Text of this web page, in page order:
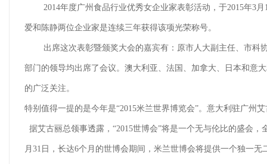
2014年度广州食品行业优秀女企业家表彰活动，于2015年3
爱和陈静两位企业家是连续三年获得该项光荣称号。
出席这次表彰暨颁奖大会的嘉宾有：原市人大副主任、市
部门的领导均出席了会议。澳大利亚、法国、加拿大、日本和意
的广泛关注。
特别值得一提的是今年是“2015米兰世界博览会”。意大利驻广州
据艾古丽总领事透露，“2015世博会”将是一个无与伦比的盛会
月31日，长达6个月的世博会期间，米兰世博会将提供一个独一